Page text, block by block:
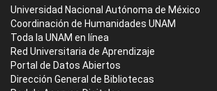
Universidad Nacional Autónoma de México
Coordinación de Humanidades UNAM
Toda la UNAM en línea
Red Universitaria de Aprendizaje
Portal de Datos Abiertos
Dirección General de Bibliotecas